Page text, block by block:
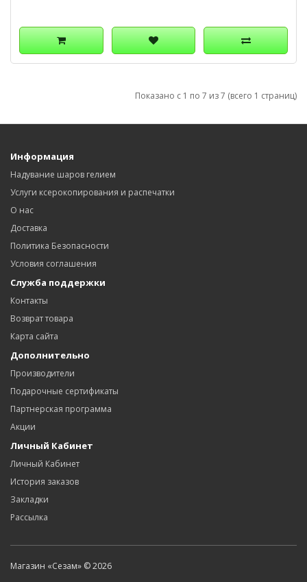
Показано с 1 по 7 из 7 (всего 1 страниц)
Информация
Надувание шаров гелием
Услуги ксерокопирования и распечатки
О нас
Доставка
Политика Безопасности
Условия соглашения
Служба поддержки
Контакты
Возврат товара
Карта сайта
Дополнительно
Производители
Подарочные сертификаты
Партнерская программа
Акции
Личный Кабинет
Личный Кабинет
История заказов
Закладки
Рассылка
Магазин «Сезам» © 2026